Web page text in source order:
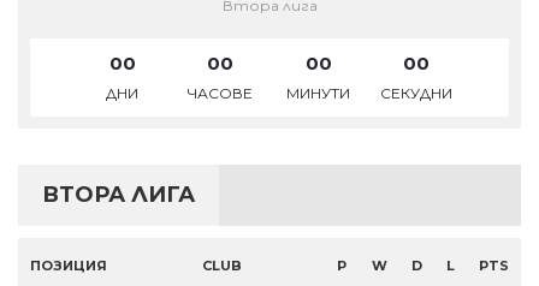
Втора лига
00
ДНИ
00
ЧАСОВЕ
00
МИНУТИ
00
СЕКУДНИ
ВТОРА ЛИГА
ПОЗИЦИЯ CLUB P W D L PTS